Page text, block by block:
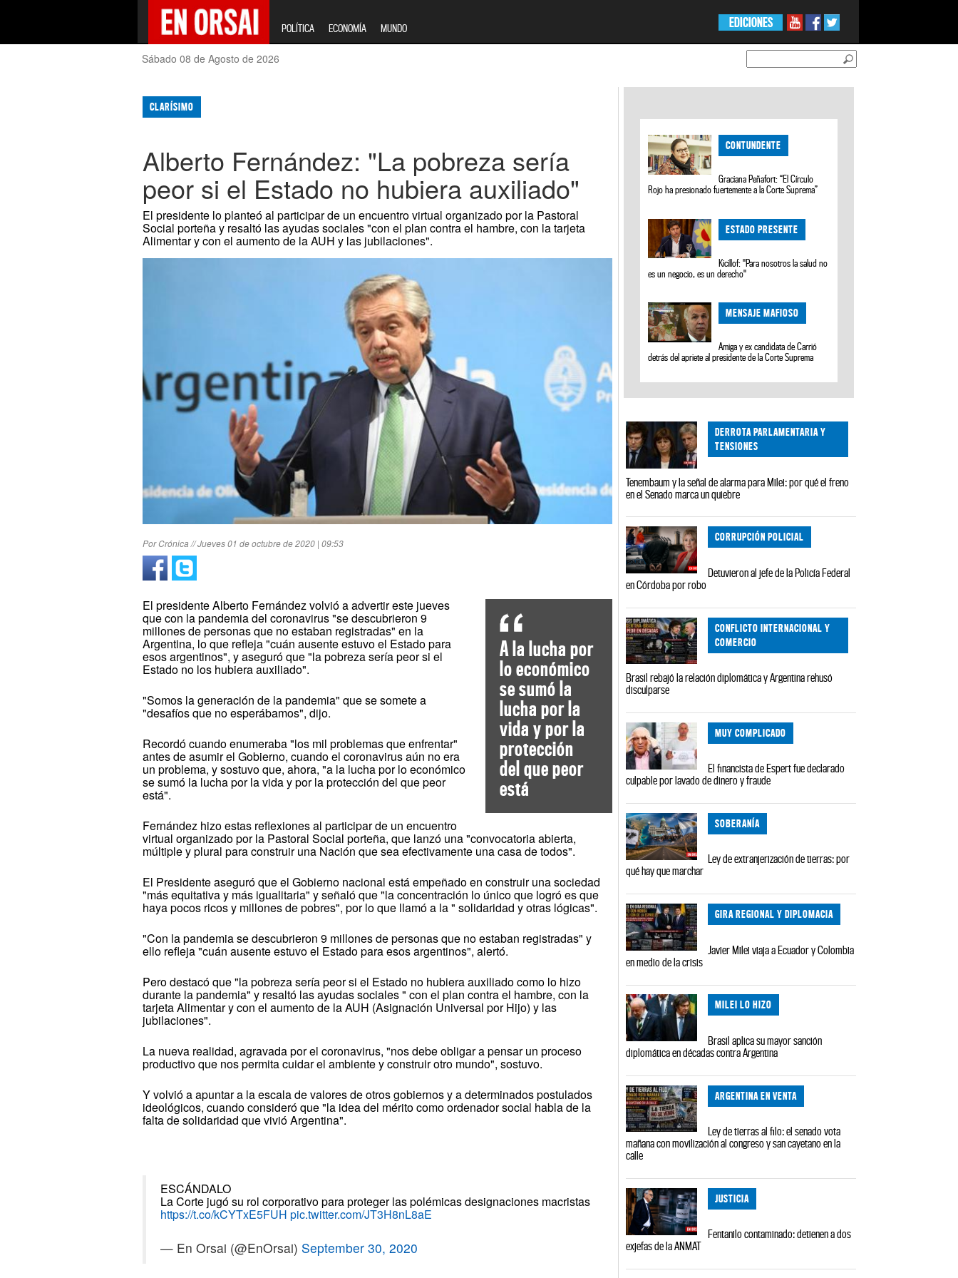
POLÍTICA ECONOMÍA MUNDO EDICIONES
Sábado 08 de Agosto de 2026
CLARÍSIMO
Alberto Fernández: "La pobreza sería
peor si el Estado no hubiera auxiliado"
El presidente lo planteó al participar de un encuentro virtual organizado por la Pastoral
Social porteña y resaltó las ayudas sociales "con el plan contra el hambre, con la tarjeta
Alimentar y con el aumento de la AUH y las jubilaciones".
Por Crónica // Jueves 01 de octubre de 2020 | 09:53
A la lucha por
lo económico
se sumó la
lucha por la
vida y por la
protección
del que peor
está
El presidente Alberto Fernández volvió a advertir este jueves
que con la pandemia del coronavirus "se descubrieron 9
millones de personas que no estaban registradas" en la
Argentina, lo que refleja "cuán ausente estuvo el Estado para
esos argentinos", y aseguró que "la pobreza sería peor si el
Estado no los hubiera auxiliado".
"Somos la generación de la pandemia" que se somete a
"desafíos que no esperábamos", dijo.
Recordó cuando enumeraba "los mil problemas que enfrentar"
antes de asumir el Gobierno, cuando el coronavirus aún no era
un problema, y sostuvo que, ahora, "a la lucha por lo económico
se sumó la lucha por la vida y por la protección del que peor
está".
Fernández hizo estas reflexiones al participar de un encuentro
virtual organizado por la Pastoral Social porteña, que lanzó una "convocatoria abierta,
múltiple y plural para construir una Nación que sea efectivamente una casa de todos".
El Presidente aseguró que el Gobierno nacional está empeñado en construir una sociedad
"más equitativa y más igualitaria" y señaló que "la concentración lo único que logró es que
haya pocos ricos y millones de pobres", por lo que llamó a la " solidaridad y otras lógicas".
"Con la pandemia se descubrieron 9 millones de personas que no estaban registradas" y
ello refleja "cuán ausente estuvo el Estado para esos argentinos", alertó.
Pero destacó que "la pobreza sería peor si el Estado no hubiera auxiliado como lo hizo
durante la pandemia" y resaltó las ayudas sociales " con el plan contra el hambre, con la
tarjeta Alimentar y con el aumento de la AUH (Asignación Universal por Hijo) y las
jubilaciones".
La nueva realidad, agravada por el coronavirus, "nos debe obligar a pensar un proceso
productivo que nos permita cuidar el ambiente y construir otro mundo", sostuvo.
Y volvió a apuntar a la escala de valores de otros gobiernos y a determinados postulados
ideológicos, cuando consideró que "la idea del mérito como ordenador social habla de la
falta de solidaridad que vivió Argentina".
ESCÁNDALO
La Corte jugó su rol corporativo para proteger las polémicas designaciones macristas
https://t.co/kCYTxE5FUH pic.twitter.com/JT3H8nL8aE
— En Orsai (@EnOrsai) September 30, 2020
CONTUNDENTE
Graciana Peñafort: “El Círculo
Rojo ha presionado fuertemente a la Corte Suprema”
ESTADO PRESENTE
Kicillof: "Para nosotros la salud no
es un negocio, es un derecho"
MENSAJE MAFIOSO
Amiga y ex candidata de Carrió
detrás del apriete al presidente de la Corte Suprema
DERROTA PARLAMENTARIA Y
TENSIONES
Tenembaum y la señal de alarma para Milei: por qué el freno
en el Senado marca un quiebre
CORRUPCIÓN POLICIAL
Detuvieron al jefe de la Policía Federal
en Córdoba por robo
CONFLICTO INTERNACIONAL Y
COMERCIO
Brasil rebajó la relación diplomática y Argentina rehusó
disculparse
MUY COMPLICADO
El financista de Espert fue declarado
culpable por lavado de dinero y fraude
SOBERANÍA
Ley de extranjerización de tierras: por
qué hay que marchar
GIRA REGIONAL Y DIPLOMACIA
Javier Milei viaja a Ecuador y Colombia
en medio de la crisis
MILEI LO HIZO
Brasil aplica su mayor sanción
diplomática en décadas contra Argentina
ARGENTINA EN VENTA
Ley de tierras al filo: el senado vota
mañana con movilización al congreso y san cayetano en la
calle
JUSTICIA
Fentanilo contaminado: detienen a dos
exjefas de la ANMAT